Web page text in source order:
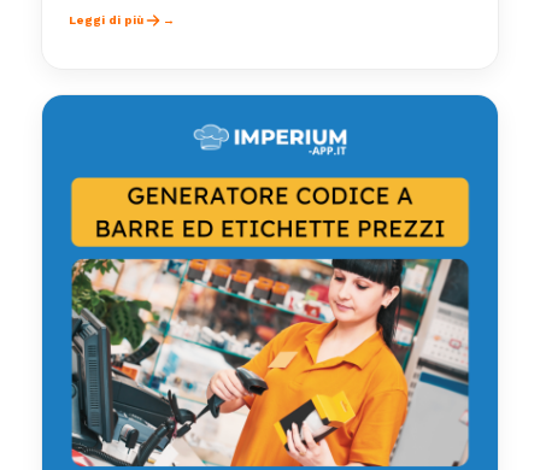
software gestionale.
Leggi di più